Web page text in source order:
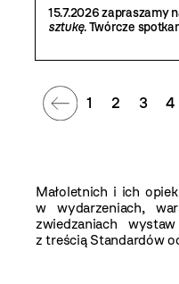
15.7.2026 zapraszamy
sztukę. Twórcze
1 2 3 4
Małoletnich i ich
w wydarzeniach,
zwiedzaniach
z treścią Standardów